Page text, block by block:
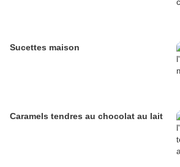
Sucettes maison
Caramels tendres au chocolat au lait